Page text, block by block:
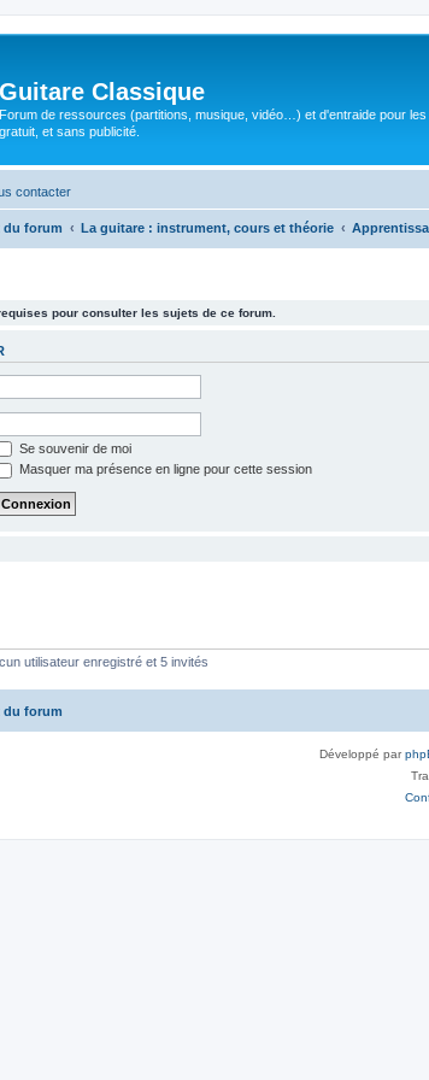
Guitare Classique
Forum de ressources (partitions, musique, vidéo…) et d'entraide pour
gratuit, et sans publicité.
contacter
du forum La guitare : instrument, cours et théorie
pour consulter les sujets de ce forum.
Se souvenir de moi
Masquer ma présence en ligne pour cette session
utilisateur enregistré et 5 invités
du forum
Développé par